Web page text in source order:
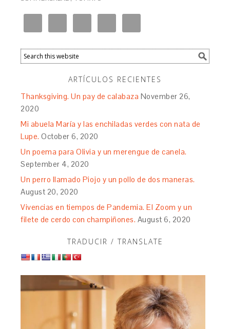
ARTÍCULOS RECIENTES
Thanksgiving. Un pay de calabaza November 26,
2020
Mi abuela María y las enchiladas verdes con nata de
Lupe. October 6, 2020
Un poema para Olivia y un merengue de canela.
September 4, 2020
Un perro llamado Piojo y un pollo de dos maneras.
August 20, 2020
Vivencias en tiempos de Pandemia. El Zoom y un
filete de cerdo con champiñones. August 6, 2020
TRADUCIR / TRANSLATE